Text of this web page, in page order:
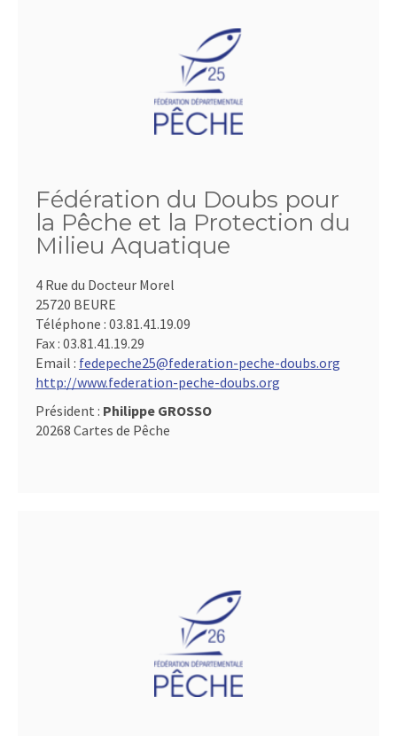
Fédération du Doubs pour
la Pêche et la Protection du
Milieu Aquatique
4 Rue du Docteur Morel
25720 BEURE
Téléphone : 03.81.41.19.09
Fax : 03.81.41.19.29
Email : fedepeche25@federation-peche-doubs.org
http://www.federation-peche-doubs.org
Président : Philippe GROSSO
20268 Cartes de Pêche